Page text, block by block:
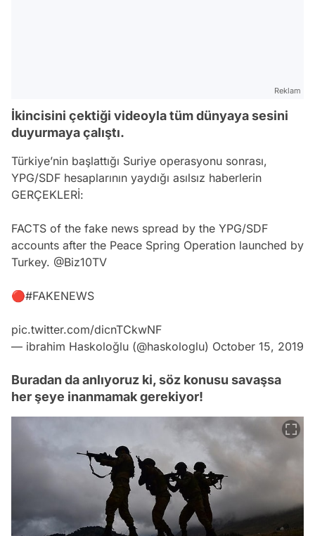
Reklam
İkincisini çektiği videoyla tüm dünyaya sesini
duyurmaya çalıştı.
Türkiye’nin başlattığı Suriye operasyonu sonrası,
YPG/SDF hesaplarının yaydığı asılsız haberlerin
GERÇEKLERİ:
FACTS of the fake news spread by the YPG/SDF
accounts after the Peace Spring Operation launched by
Turkey. @Biz10TV
🔴#FAKENEWS
pic.twitter.com/dicnTCkwNF
— ibrahim Haskoloğlu (@haskologlu) October 15, 2019
Buradan da anlıyoruz ki, söz konusu savaşsa
her şeye inanmamak gerekiyor!